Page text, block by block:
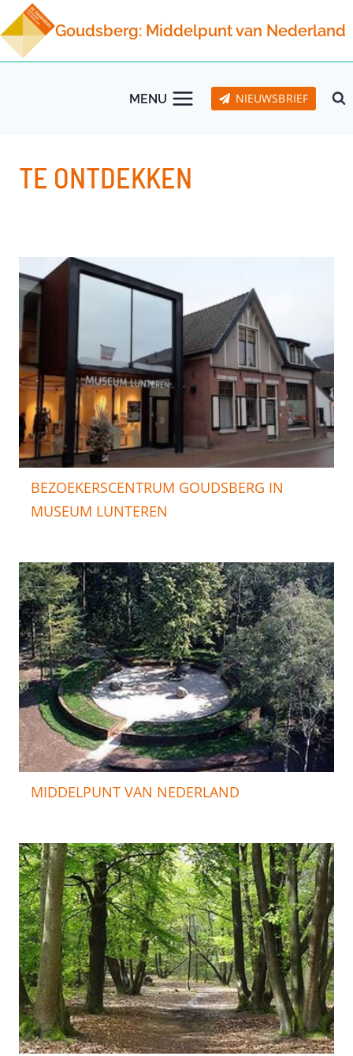
Doorgaan
naar
inhoud
Goudsberg: Middelpunt van Nederland
MENU NIEUWSBRIEF
TE ONTDEKKEN
BEZOEKERSCENTRUM GOUDSBERG IN
MUSEUM LUNTEREN
MIDDELPUNT VAN NEDERLAND